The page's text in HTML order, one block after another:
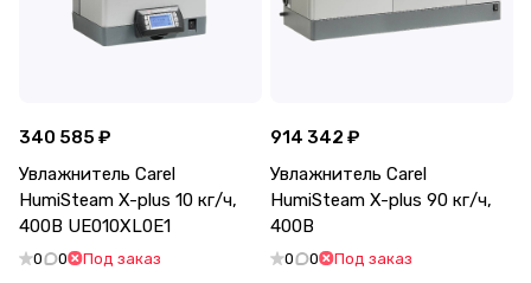
340 585 ₽
Увлажнитель Carel
HumiSteam X-plus 10 кг/ч,
400В UE010XL0E1
0 0 Под заказ
914 342 ₽
Увлажнитель Carel
HumiSteam X-plus 90 кг/ч,
400В
0 0 Под заказ